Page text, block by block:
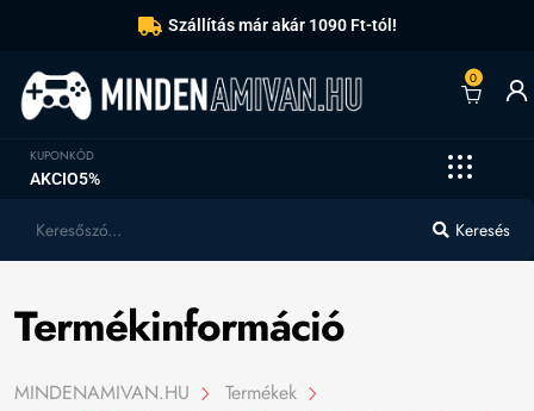
Szállítás már akár 1090 Ft-tól!
0
KUPONKÓD
AKCIO5%
Keresés
Termékinformáció
MINDENAMIVAN.HU
Termékek